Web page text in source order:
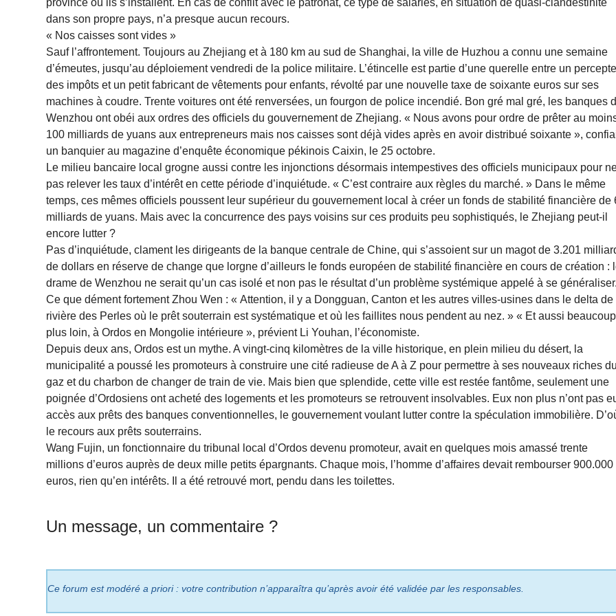
dans son propre pays, n’a presque aucun recours.
« Nos caisses sont vides »
Sauf l’affrontement. Toujours au Zhejiang et à 180 km au sud de Shanghai, la ville de Huzhou a connu une semaine
d’émeutes, jusqu’au déploiement vendredi de la police militaire. L’étincelle est partie d’une querelle entre un
des impôts et un petit fabricant de vêtements pour enfants, révolté par une nouvelle taxe de soixante euros sur ses
machines à coudre. Trente voitures ont été renversées, un fourgon de police incendié. Bon gré mal gré, les banques
Wenzhou ont obéi aux ordres des officiels du gouvernement de Zhejiang. « Nous avons pour ordre de prêter au
100 milliards de yuans aux entrepreneurs mais nos caisses sont déjà vides après en avoir distribué soixante »,
un banquier au magazine d’enquête économique pékinois Caixin, le 25 octobre.
Le milieu bancaire local grogne aussi contre les injonctions désormais intempestives des officiels municipaux pour
pas relever les taux d’intérêt en cette période d’inquiétude. « C’est contraire aux règles du marché. » Dans le même
temps, ces mêmes officiels poussent leur supérieur du gouvernement local à créer un fonds de stabilité financière de
milliards de yuans. Mais avec la concurrence des pays voisins sur ces produits peu sophistiqués, le Zhejiang peut-il
encore lutter ?
Pas d’inquiétude, clament les dirigeants de la banque centrale de Chine, qui s’assoient sur un magot de 3.201
de dollars en réserve de change que lorgne d’ailleurs le fonds européen de stabilité financière en cours de création :
drame de Wenzhou ne serait qu’un cas isolé et non pas le résultat d’un problème systémique appelé à se généraliser.
Ce que dément fortement Zhou Wen : « Attention, il y a Dongguan, Canton et les autres villes-usines dans le delta de
rivière des Perles où le prêt souterrain est systématique et où les faillites nous pendent au nez. » « Et aussi beaucoup
plus loin, à Ordos en Mongolie intérieure », prévient Li Youhan, l’économiste.
Depuis deux ans, Ordos est un mythe. A vingt-cinq kilomètres de la ville historique, en plein milieu du désert, la
municipalité a poussé les promoteurs à construire une cité radieuse de A à Z pour permettre à ses nouveaux riches du
gaz et du charbon de changer de train de vie. Mais bien que splendide, cette ville est restée fantôme, seulement une
poignée d’Ordosiens ont acheté des logements et les promoteurs se retrouvent insolvables. Eux non plus n’ont pas
accès aux prêts des banques conventionnelles, le gouvernement voulant lutter contre la spéculation immobilière.
le recours aux prêts souterrains.
Wang Fujin, un fonctionnaire du tribunal local d’Ordos devenu promoteur, avait en quelques mois amassé trente
millions d’euros auprès de deux mille petits épargnants. Chaque mois, l’homme d’affaires devait rembourser 900.000
euros, rien qu’en intérêts. Il a été retrouvé mort, pendu dans les toilettes.
Un message, un commentaire ?
Ce forum est modéré a priori : votre contribution n’apparaîtra qu’après avoir été validée par les responsables.